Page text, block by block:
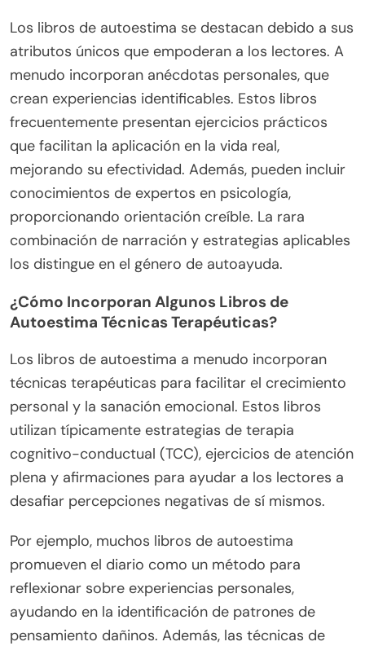
Los libros de autoestima se destacan debido a sus
atributos únicos que empoderan a los lectores. A
menudo incorporan anécdotas personales, que
crean experiencias identificables. Estos libros
frecuentemente presentan ejercicios prácticos
que facilitan la aplicación en la vida real,
mejorando su efectividad. Además, pueden incluir
conocimientos de expertos en psicología,
proporcionando orientación creíble. La rara
combinación de narración y estrategias aplicables
los distingue en el género de autoayuda.
¿Cómo Incorporan Algunos Libros de
Autoestima Técnicas Terapéuticas?
Los libros de autoestima a menudo incorporan
técnicas terapéuticas para facilitar el crecimiento
personal y la sanación emocional. Estos libros
utilizan típicamente estrategias de terapia
cognitivo-conductual (TCC), ejercicios de atención
plena y afirmaciones para ayudar a los lectores a
desafiar percepciones negativas de sí mismos.
Por ejemplo, muchos libros de autoestima
promueven el diario como un método para
reflexionar sobre experiencias personales,
ayudando en la identificación de patrones de
pensamiento dañinos. Además, las técnicas de